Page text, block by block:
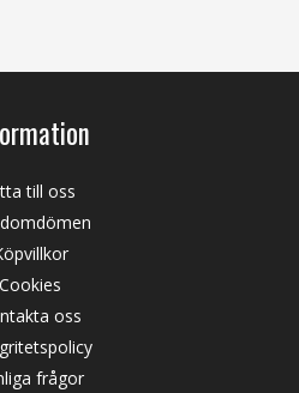
till oss
Cookies
oss
frågor